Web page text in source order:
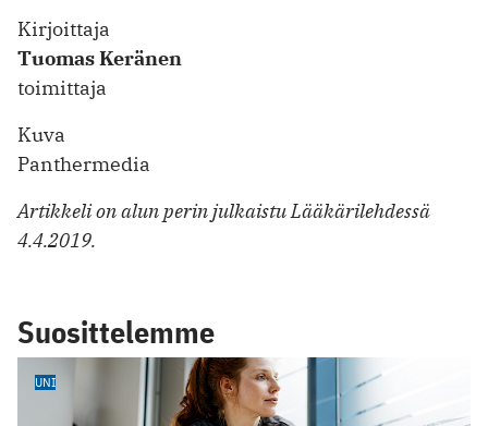
Kirjoittaja
Tuomas Keränen
toimittaja
Kuva
Panthermedia
Artikkeli on alun perin julkaistu Lääkärilehdessä
4.4.2019.
Suosittelemme
UNI